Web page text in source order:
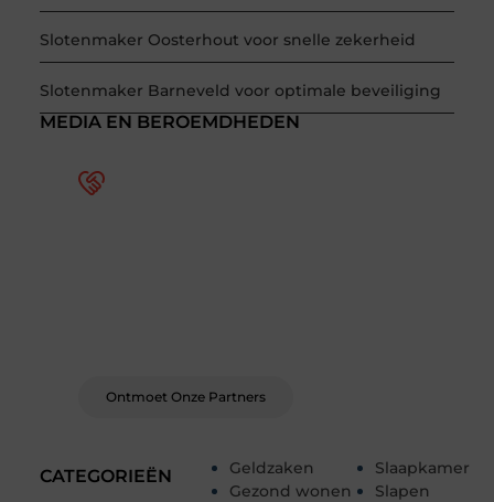
Slotenmaker Oosterhout voor snelle zekerheid
Slotenmaker Barneveld voor optimale beveiliging
CATEGORIEËN
Geldzaken
Gezond wonen
Slaapkamer
Slapen
MEDIA EN BEROEMDHEDEN
Ontmoet Onze Partners